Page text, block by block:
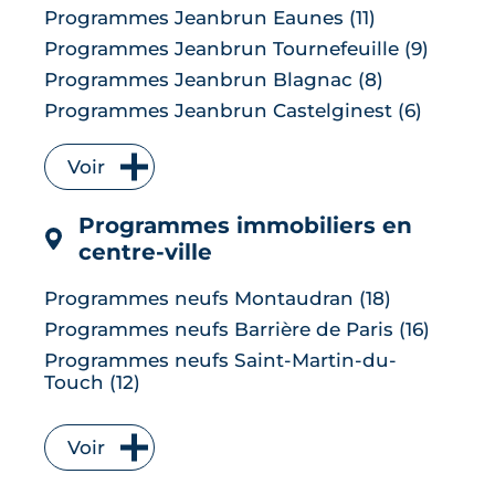
Programmes Jeanbrun Eaunes (11)
Programmes Jeanbrun Tournefeuille (9)
Programmes Jeanbrun Blagnac (8)
Programmes Jeanbrun Castelginest (6)
Programmes Jeanbrun L'Union (6)
Programmes Jeanbrun Quint-
Fonsegrives (6)
Programmes Jeanbrun Bruguières (5)
Programmes Jeanbrun Saint-Orens-de-
Programmes Jeanbrun Auzeville-Tolosane
(4)
Programmes Jeanbrun Muret (4)
Programmes Jeanbrun Ramonville-Saint-
Programmes Jeanbrun Balma (3)
Programmes neufs Baziège (3)
Voir
Programmes immobiliers en
centre-ville
Programmes neufs Montaudran (18)
Programmes neufs Barrière de Paris (16)
Programmes neufs Saint-Martin-du-
Touch (12)
Programmes neufs Saint Cyprien (10)
Programmes neufs Lardenne (8)
Voir